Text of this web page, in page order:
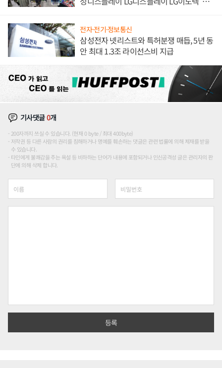
전자·전기·정보통신
삼성전자 넷리스트와 특허분쟁 매듭, 5년 동
안 최대 1.3조 라이선스비 지급
기사댓글0개
200자까지 쓰실 수 있습니다. (현재 0 byte / 최대 400byte)
저작권 등 다른 사람의 권리를 침해하거나 명예를 훼손하는 댓글은 관련 법률에 의해 제재를 받을
수 있습니다.
타인에게 불쾌감을 주는 욕설 등 비하하는 단어가 내용에 포함되거나 인신공격성 글은 관리자의 판
단에 의해 삭제 합니다.